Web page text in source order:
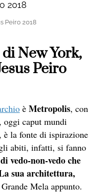
Peiro 2018
New York,
Peiro
è Metropolis, con
oggi caput mundi
è la fonte di ispirazione
abiti, infatti, si fanno
vedo-non-vedo che
sua architettura,
Mela appunto.